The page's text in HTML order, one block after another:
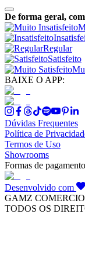
De forma geral,
Regular
Satisfeito
BAIXE O APP:
Dúvidas Frequentes
Política de
Termos de Uso
Showrooms
Formas de pagamento
Desenvolvido com
GAMZ
TODOS OS